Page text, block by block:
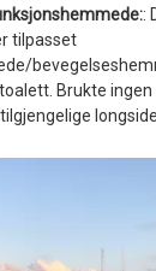
:
tilpasset
Brukte ingen